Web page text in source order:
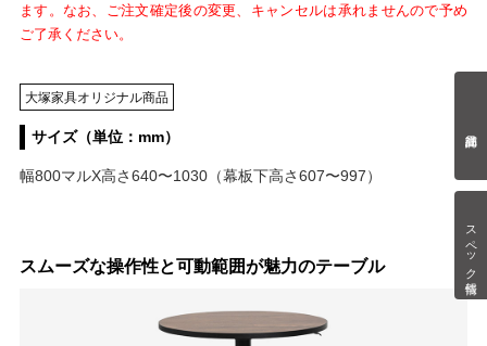
スペック情報
ます。なお、ご注文確定後の変更、キャンセルは承れませんので予め
ご了承ください。
大塚家具オリジナル商品
サイズ（単位：mm）
幅800マルX高さ640〜1030（幕板下高さ607〜997）
スムーズな操作性と可動範囲が魅力のテーブル